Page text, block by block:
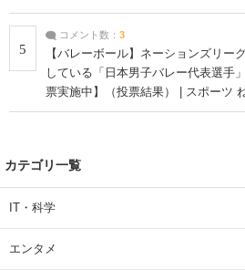
5
コメント数： 3
【バレーボール】ネーションズリー
している「日本男子バレー代表選手
票実施中】（投票結果） | スポーツ
カテゴリ一覧
IT・科学
エンタメ